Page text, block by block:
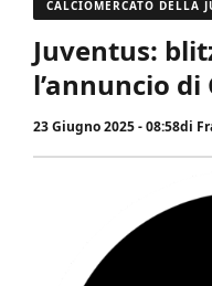
CALCIOMERCATO DELLA
Juventus:
l’annuncio di
23 Giugno 2025 - 08:58di